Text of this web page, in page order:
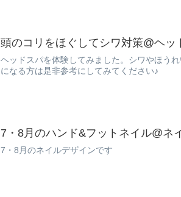
頭のコリをほぐしてシワ対策@ヘッ
ヘッドスパを体験してみました。シワやほう
になる方は是非参考にしてみてください♪
7・8月のハンド&フットネイル@ネ
7・8月のネイルデザインです